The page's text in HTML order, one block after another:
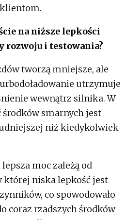
na niższe lepkości
rozwoju i testowania?
tworzą mniejsze, ale
utrzymuje
wewnątrz silnika. W
smarnych jest
niż kiedykolwiek
moc zależą od
której niska lepkość jest
co spowodowało
coraz rzadszych środków